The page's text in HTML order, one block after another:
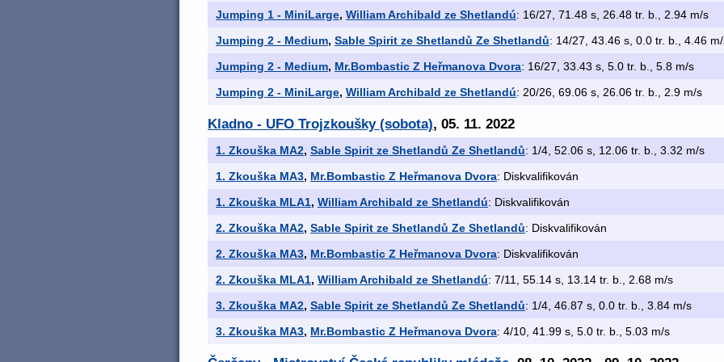
Jumping 1 - MiniLarge, William Archibald ze Shetlandú: 16/27, 71.48 s, 26.48 tr. b., 2.94 m/s
Jumping 2 - Medium, Sable Spirit ze Shetlandů Ze Shetlandů: 14/27, 43.46 s, 0.0 tr. b., 4.46
Jumping 2 - Medium, Mr.Bombastic Z Heřmanova Dvora: 16/27, 33.43 s, 5.0 tr. b., 5.8 m/s
Jumping 2 - MiniLarge, William Archibald ze Shetlandú: 20/26, 69.06 s, 26.06 tr. b., 2.9 m/s
Kladno - UFO Trojzkoušky (sobota), 05. 11. 2022
1. Zkouška MA2, Sable Spirit ze Shetlandů Ze Shetlandů: 1/4, 52.06 s, 12.06 tr. b., 3.32 m/s
1. Zkouška MA3, Mr.Bombastic Z Heřmanova Dvora: Diskvalifikován
1. Zkouška MLA1, William Archibald ze Shetlandú: Diskvalifikován
2. Zkouška MA2, Sable Spirit ze Shetlandů Ze Shetlandů: Diskvalifikován
2. Zkouška MA3, Mr.Bombastic Z Heřmanova Dvora: Diskvalifikován
2. Zkouška MLA1, William Archibald ze Shetlandú: 7/11, 55.14 s, 13.14 tr. b., 2.68 m/s
3. Zkouška MA2, Sable Spirit ze Shetlandů Ze Shetlandů: 1/4, 46.87 s, 0.0 tr. b., 3.84 m/s
3. Zkouška MA3, Mr.Bombastic Z Heřmanova Dvora: 4/10, 41.99 s, 5.0 tr. b., 5.03 m/s